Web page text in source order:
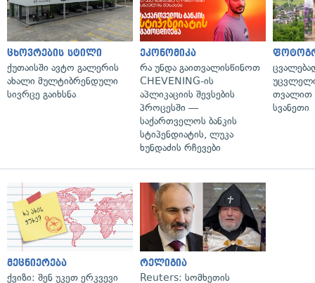
ცხოვრების სტილი
ქუთაისში ავტო გალერის
ახალი მულტიბრენდული
სივრცე გაიხსნა
ეკონომიკა
რა უნდა გაითვალისწინოთ
CHEVENING-ის
აპლიკაციის შევსების
პროცესში —
საქართველოს ბანკის
სტიპენდიატის, ლუკა
ხუნდაძის რჩევები
თვალით
სვანეთი
მეცნიერება
ქვიზი: შენ უკეთ ერკვევი
რელიგია
Reuters: სომხეთის